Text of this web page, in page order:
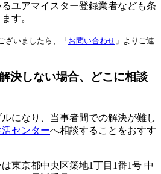
ユアマイスター登録業者なども条
す。
ざいましたら、「 お問い合わせ 」よりご連
決しない場合、どこに相談
になり、当事者間での解決が難し
センターへ相談することをおすす
東京都中央区築地1丁目1番1号 中